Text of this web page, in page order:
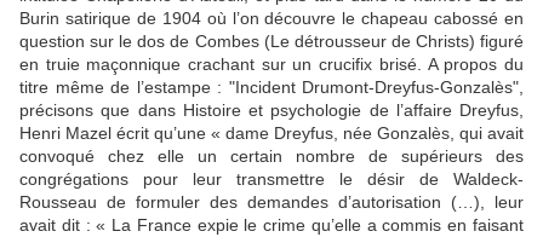
Burin satirique de 1904 où l’on découvre le chapeau cabossé en
question sur le dos de Combes (Le détrousseur de Christs) figuré
en truie maçonnique crachant sur un crucifix brisé. A propos du
titre même de l’estampe : "Incident Drumont-Dreyfus-Gonzalès",
précisons que dans Histoire et psychologie de l’affaire Dreyfus,
Henri Mazel écrit qu’une « dame Dreyfus, née Gonzalès, qui avait
convoqué chez elle un certain nombre de supérieurs des
congrégations pour leur transmettre le désir de Waldeck-
Rousseau de formuler des demandes d’autorisation (…), leur
avait dit : « La France expie le crime qu’elle a commis en faisant